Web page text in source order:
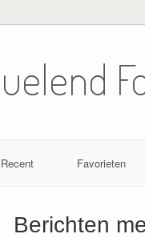
Recent Favorieten
Berichten